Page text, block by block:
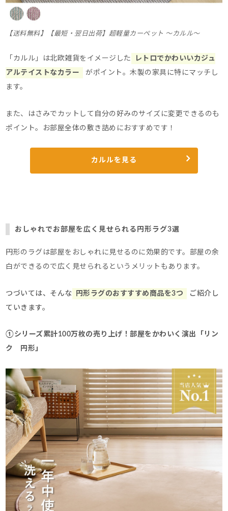
【送料無料】【最短・翌日出荷】超軽量カーペット ～カルル～
「カルル」は北欧雑貨をイメージした
レトロでかわいいカジュ
アルテイストなカラー
がポイント。木製の家具に特にマッチし
ます。
また、はさみでカットして自分の好みのサイズに変更できるのも
ポイント。お部屋全体の敷き詰めにおすすめです！
カルルを見る
おしゃれでお部屋を広く見せられる円形ラグ3選
円形のラグは部屋をおしゃれに見せるのに効果的です。 部屋の余
白ができるので広く見せられるというメリットもあります。
つづいては、そんな 円形ラグのおすすすめ商品を3つ
ご紹介し
ていきます。
①シリーズ累計100万枚の売り上げ！部屋をかわいく演出「リン
ク 円形」